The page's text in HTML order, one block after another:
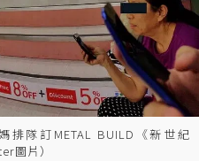
隊訂METAL BUILD《新世紀
圖片）